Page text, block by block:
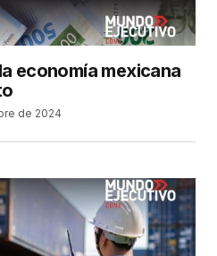
economía mexicana
de 2024